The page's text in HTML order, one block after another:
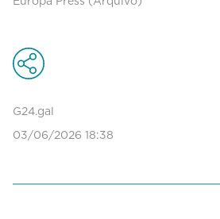
G24.gal
03/06/2026 18:38